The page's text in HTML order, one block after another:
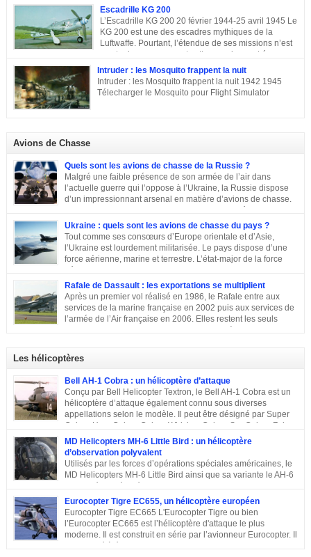
également été un entrepreneur et un homme politique français. Enfance et
famille de Marcel Dassault Dernier enfant d’Adolphe Bloch et de Noémie
Allatini, Marcel avait trois frères ainés. Le premier est mort à son jeune âge,
le second, Darius Paul Bloch est devenu générale d’armée et le troisième,
René était chirurgien à Paris avant d’être exécuté en déportation […]
Escadrille KG 200
L’Escadrille KG 200 20 février 1944-25 avril 1945 Le
KG 200 est une des escadres mythiques de la
Luftwaffe. Pourtant, l’étendue de ses missions n’est
pas toujours connue, et cette escadre peut évoquer
des missions très différentes selon les centres d’intérêts : patrouille
maritime, Mistel ou missions secrètes. Partons du commencement : le nom.
La désignation KG 200, KampfGeschwader 200, signifie littéralement »
escadre de combat n°200 « . » Escadre de combat « , c’est un peu vague.
Donc il n’y a pas a priori de limites aux missions du KG 200, sous cette
Intruder : les Mosquito frappent la nuit
Intruder : les Mosquito frappent la nuit 1942 1945
Télecharger le Mosquito pour Flight Simulator
Avions de Chasse
Quels sont les avions de chasse de la Russie ?
Malgré une faible présence de son armée de l’air dans
l’actuelle guerre qui l’oppose à l’Ukraine, la Russie dispose
d’un impressionnant arsenal en matière d’avions de chasse.
Chasseurs, bombardiers, avions d’attaque … découvrons
ensemble les principaux moyens dont dispose sa force aérienne.
Ukraine : quels sont les avions de chasse du pays ?
Tout comme ses consœurs d’Europe orientale et d’Asie,
l’Ukraine est lourdement militarisée. Le pays dispose d’une
force aérienne, marine et terrestre. L’état-major de la force
est équipée en majorité d’avions de fabrication soviétique. Parmi les
républiques socialistes soviétiques, l’Ukraine élabore l’une des plus
stratégiques. D’après les statistiques de 2014, l’armée de l’air ukrainienne
et les forces de défense aérienne contiennent environ 43 000 personnes et
247 avions. L’armée ukrainienne se divise en trois commandements
Rafale de Dassault : les exportations se multiplient
Après un premier vol réalisé en 1986, le Rafale entre aux
services de la marine française en 2002 puis aux services de
l’armée de l’Air française en 2006. Elles restent les seuls
que le succès viendra bientôt. Quatre ans plus tard, les premières
commandes étrangères sont signées et depuis, le constructeur multiplie les
exportations. Tour d’horizon sur les exportations du Rafale …
Les hélicoptères
Bell AH-1 Cobra : un hélicoptère d’attaque
Conçu par Bell Helicopter Textron, le Bell AH-1 Cobra est un
hélicoptère d’attaque également connu sous diverses
appellations selon le modèle. Il peut être désigné par Super
Cobra, HueyCobra, Cobra, Whiskey Cobra, SeaCobra, Zulu
Cobra, Snake ou encore Viper. Le modèle premier était doté de la même
motorisation, de la même transmission et du même rotor principal que le
Bell UH-1 Iroquois. Cet appareil a effectué son premier vol en septembre
1965, est entré en service en 1967 et est toujours en service dans quelques
pays. Sa conception C’est en 1962 que Bell décide de construire un
MD Helicopters MH-6 Little Bird : un hélicoptère
d’observation polyvalent
Utilisés par les forces d’opérations spéciales américaines, le
MD Helicopters MH-6 Little Bird ainsi que sa variante le AH-6
est un hélicoptère léger conçu sur la base du Hughes OH-6 et
du Hughes MD 500. Il a été conçu par l’avionneur américain MD
Helicopters. Sa conception Lorsqu’en 1960, l’armée américaine a évoqué
son souhait de développer un hélicoptère léger d’observation qui serait
également capable d’endosser divers rôles, de nombreuses compagnies
sont entrées en compétition pour remporter le projet. Parmi elles, il y a eu
Eurocopter Tigre EC655, un hélicoptère européen
Eurocopter Tigre EC665 L'Eurocopter Tigre ou bien
l’Eurocopter EC665 est l’hélicoptère d'attaque le plus
moderne. Il est construit en série par l’avionneur Eurocopter. Il
est destiné à équiper les forces de terres de l’Allemagne, la